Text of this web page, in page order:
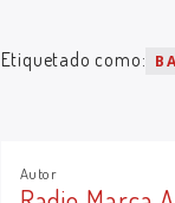
Etiquetado como:
Autor